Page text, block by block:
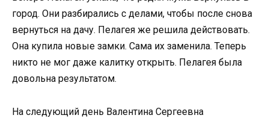
город. Они разбирались с делами, чтобы после снова
вернуться на дачу. Пелагея же решила действовать.
Она купила новые замки. Сама их заменила. Теперь
никто не мог даже калитку открыть. Пелагея была
довольна результатом.
На следующий день Валентина Сергеевна